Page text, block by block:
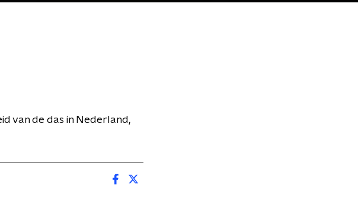
van de das in Nederland,